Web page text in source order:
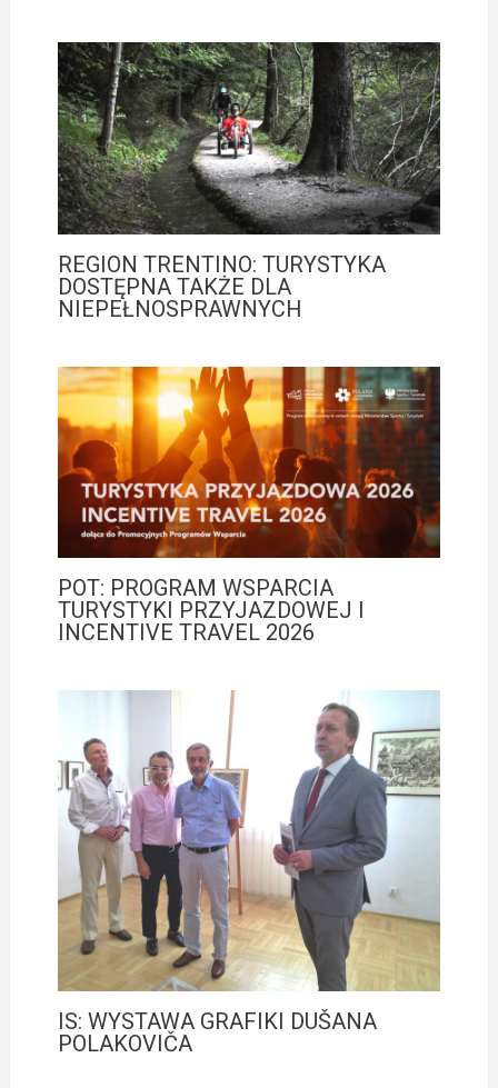
REGION TRENTINO: TURYSTYKA
DOSTĘPNA TAKŻE DLA
NIEPEŁNOSPRAWNYCH
POT: PROGRAM WSPARCIA
TURYSTYKI PRZYJAZDOWEJ I
INCENTIVE TRAVEL 2026
IS: WYSTAWA GRAFIKI DUŠANA
POLAKOVIČA